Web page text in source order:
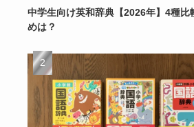
中学生向け英和辞典【2026年】4種比
めは？